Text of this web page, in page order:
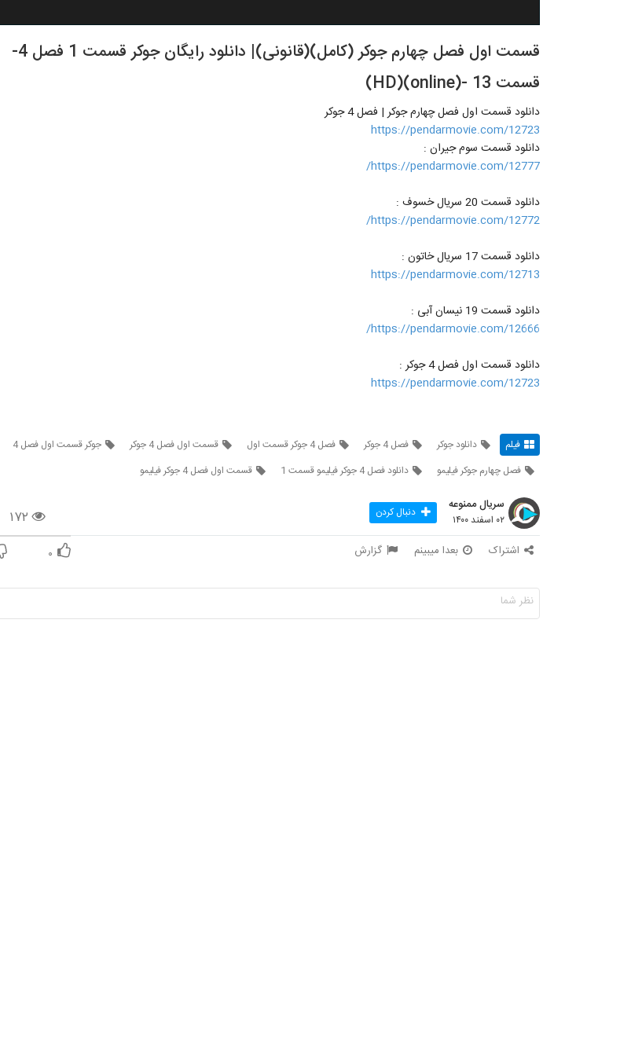
قسمت اول فصل چهارم جوکر (کامل)(قانونی)| دانلود رایگان جوکر قسمت 1 فصل 4-
قسمت 13 -(online)(HD)
دانلود قسمت اول فصل چهارم جوکر | فصل 4 جوکر
https://pendarmovie.com/12723
دانلود قسمت سوم جیران :
https://pendarmovie.com/12777/
دانلود قسمت 20 سریال خسوف :
https://pendarmovie.com/12772/
دانلود قسمت 17 سریال خاتون :
https://pendarmovie.com/12713
دانلود قسمت 19 نیسان آبی :
https://pendarmovie.com/12666/
دانلود قسمت اول فصل 4 جوکر :
https://pendarmovie.com/12723
فیلم دانلود جوکر فصل 4 جوکر فصل 4 جوکر قسمت اول قسمت اول فصل 4 جوکر
جوکر قسمت اول فصل 4
فصل چهارم جوکر فیلیمو
دانلود فصل 4 جوکر فیلیمو قسمت 1 قسمت اول فصل 4 جوکر فیلیمو
۱۷۲
سریال ممنوعه
۰۲ اسفند ۱۴۰۰ دنبال کردن
اشتراک بعدا میبینم گزارش ۰